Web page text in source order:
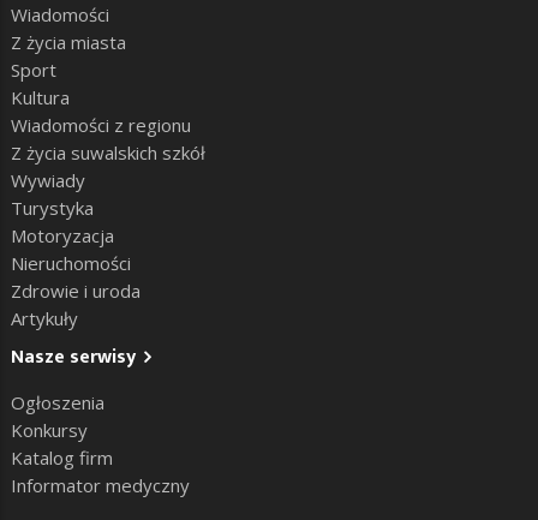
Wiadomości
Z życia miasta
Sport
Kultura
Wiadomości z regionu
Z życia suwalskich szkół
Wywiady
Turystyka
Motoryzacja
Nieruchomości
Zdrowie i uroda
Artykuły
Nasze serwisy
Ogłoszenia
Konkursy
Katalog firm
Informator medyczny